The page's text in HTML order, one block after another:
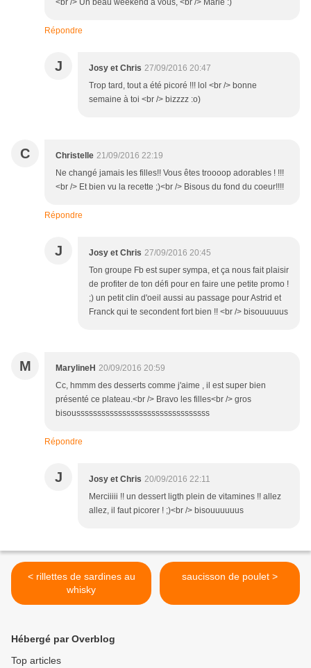
<br /> Un beau weekend à vous, <br /> Marie :)
Répondre
J Josy et Chris 27/09/2016 20:47
Trop tard, tout a été picoré !!! lol <br /> bonne
semaine à toi <br /> bizzzz :o)
C Christelle 21/09/2016 22:19
Ne changé jamais les filles!! Vous êtes troooop adorables ! !!!
<br /> Et bien vu la recette ;)<br /> Bisous du fond du coeur!!!!
Répondre
J Josy et Chris 27/09/2016 20:45
Ton groupe Fb est super sympa, et ça nous fait plaisir
de profiter de ton défi pour en faire une petite promo !
;) un petit clin d'oeil aussi au passage pour Astrid et
Franck qui te secondent fort bien !! <br /> bisouuuuus
M MarylineH 20/09/2016 20:59
Cc, hmmm des desserts comme j'aime , il est super bien
présenté ce plateau.<br /> Bravo les filles<br /> gros
bisoussssssssssssssssssssssssssssssss
Répondre
J Josy et Chris 20/09/2016 22:11
Merciiiii !! un dessert ligth plein de vitamines !! allez
allez, il faut picorer ! ;)<br /> bisouuuuuus
< rillettes de sardines au
whisky
saucisson de poulet >
Hébergé par Overblog
Top articles